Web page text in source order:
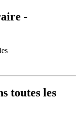
-
toutes les